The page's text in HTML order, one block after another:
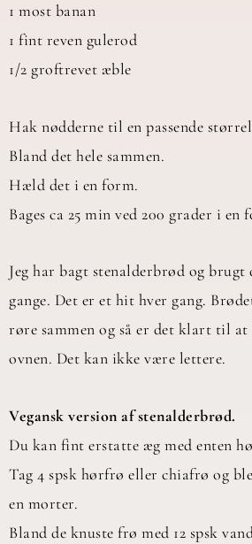
1 most banan
1 fint reven gulerod
1/2 groftrevet æble
Hak nødderne til en passende
Bland det hele sammen.
Hæld det i en form.
Bages ca 25 min ved 200 grader i en
Jeg har bagt stenalderbrød og
gange. Det er et hit hver gang.
røre sammen og så er det klart til
ovnen. Det kan ikke være lettere.
Vegansk version af stenalderbrød.
Du kan fint erstatte æg med enten
Tag 4 spsk hørfrø eller chiafrø og
en morter.
Bland de knuste frø med 12 spsk